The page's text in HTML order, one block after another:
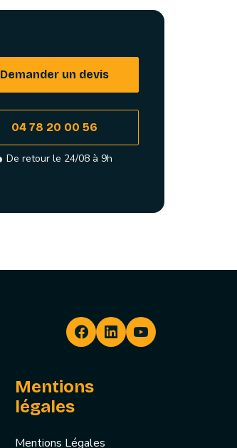
Demander un devis
04 78 20 00 56
De retour le 24/08 à 9h
Mentions
légales
Mentions Légales